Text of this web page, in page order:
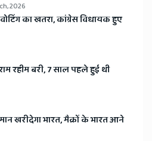
2026
का खतरा, कांग्रेस विधायक हुए
रहीम बरी, 7 साल पहले हुई थी
खरीदेगा भारत, मैक्रों के भारत आने